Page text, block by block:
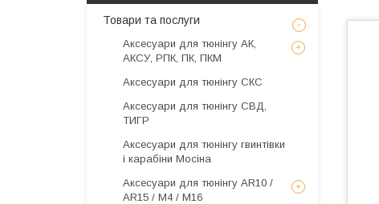
Товари та послуги
Аксесуари для тюнінгу АК,
АКСУ, РПК, ПК, ПКМ
Аксесуари для тюнінгу СКС
Аксесуари для тюнінгу СВД,
ТИГР
Аксесуари для тюнінгу гвинтівки
і карабіни Мосіна
Аксесуари для тюнінгу AR10 /
AR15 / М4 / М16